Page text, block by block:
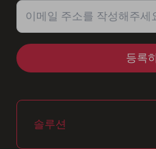
이메일 주소를 작성해주세요...
솔루션